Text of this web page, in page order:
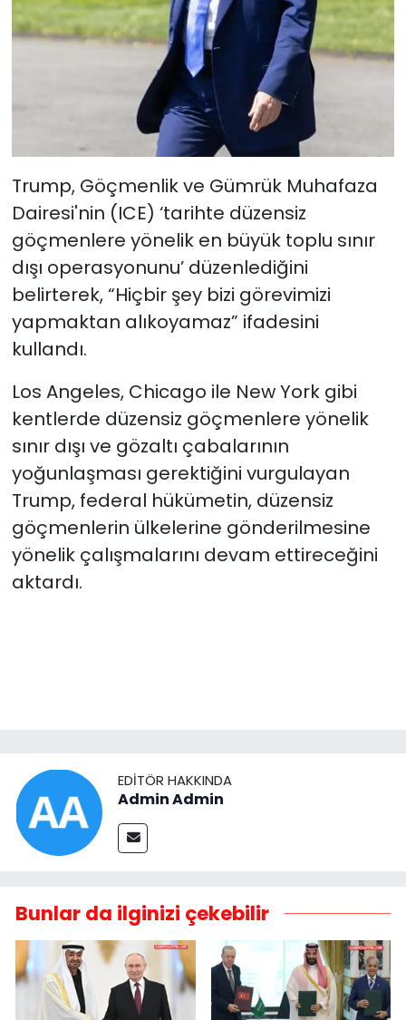
Trump, Göçmenlik ve Gümrük Muhafaza
Dairesi'nin (ICE) ‘tarihte düzensiz
göçmenlere yönelik en büyük toplu sınır
dışı operasyonunu’ düzenlediğini
belirterek, “Hiçbir şey bizi görevimizi
yapmaktan alıkoyamaz” ifadesini
kullandı.
Los Angeles, Chicago ile New York gibi
kentlerde düzensiz göçmenlere yönelik
sınır dışı ve gözaltı çabalarının
yoğunlaşması gerektiğini vurgulayan
Trump, federal hükümetin, düzensiz
göçmenlerin ülkelerine gönderilmesine
yönelik çalışmalarını devam ettireceğini
aktardı.
EDITÖR HAKKINDA
Admin Admin
Bunlar da ilginizi çekebilir